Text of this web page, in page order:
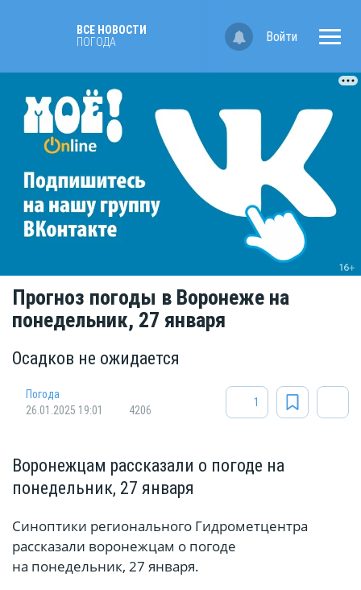
ВСЕ НОВОСТИ
ПОГОДА
Войти
Прогноз погоды в Воронеже на
понедельник, 27 января
Осадков не ожидается
Погода
26.01.2025 19:01
4206
1
Воронежцам рассказали о погоде на
понедельник, 27 января
Синоптики регионального Гидрометцентра
рассказали воронежцам о погоде
на понедельник, 27 января.